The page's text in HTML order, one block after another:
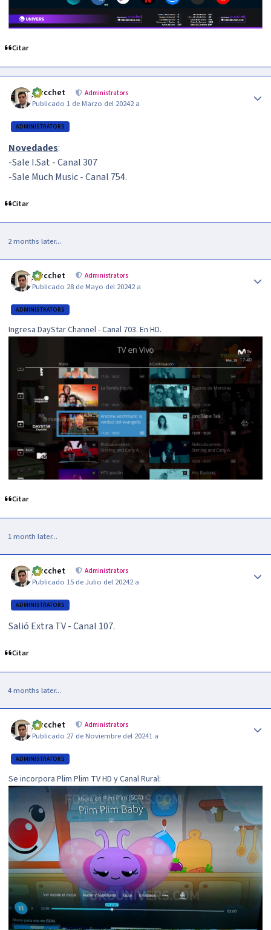
Citar
jzucchet Administrators
Publicado 1 de Marzo del 20242 a
ADMINISTRATORS
Novedades:
-Sale I.Sat - Canal 307
-Sale Much Music - Canal 754.
Citar
2 months later...
jzucchet Administrators
Publicado 28 de Mayo del 20242 a
ADMINISTRATORS
Ingresa DayStar Channel - Canal 703. En HD.
Citar
1 month later...
jzucchet Administrators
Publicado 15 de Julio del 20242 a
ADMINISTRATORS
Salió Extra TV - Canal 107.
Citar
4 months later...
jzucchet Administrators
Publicado 27 de Noviembre del 20241 a
ADMINISTRATORS
Se incorpora Plim Plim TV HD y Canal Rural: